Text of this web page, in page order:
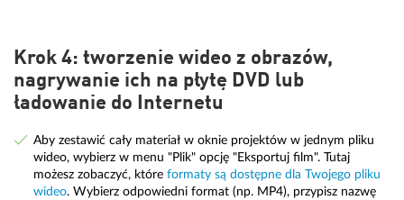
Krok 4: tworzenie wideo z obrazów,
nagrywanie ich na płytę DVD lub
ładowanie do Internetu
Aby zestawić cały materiał w oknie projektów w jednym pliku
wideo, wybierz w menu "Plik" opcję "Eksportuj film". Tutaj
możesz zobaczyć, które formaty są dostępne dla Twojego pliku
wideo. Wybierz odpowiedni format (np. MP4), przypisz nazwę